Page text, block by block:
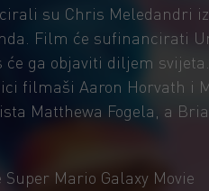
su Chris Meledandri
Film će sufinancirati
ga objaviti diljem
filmaši Aaron Horvath i
Matthewa Fogela, a
Super Mario Galaxy Movie